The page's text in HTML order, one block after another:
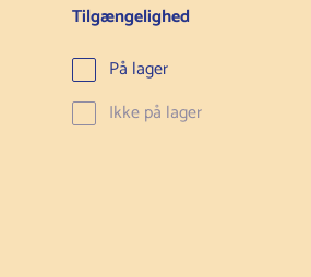
Tilgængelighed
På lager
Ikke på lager